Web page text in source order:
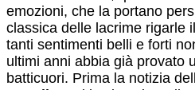
emozioni, che la portano
classica delle lacrime rigarle
tanti sentimenti belli e forti
ultimi anni abbia già provato
batticuori. Prima la notizia